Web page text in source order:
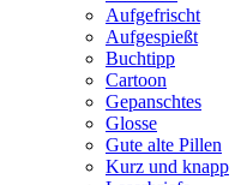
Aufgefrischt
Aufgespießt
Buchtipp
Cartoon
Gepanschtes
Glosse
Gute alte Pillen
Kurz und knapp